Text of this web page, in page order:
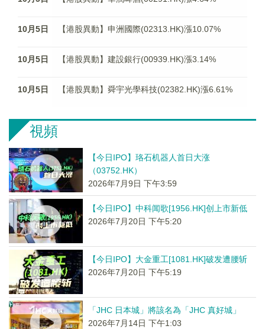
10月5日 【港股異動】申洲國際(02313.HK)漲10.07%
10月5日 【港股異動】建設銀行(00939.HK)漲3.14%
10月5日 【港股異動】舜宇光學科技(02382.HK)漲6.61%
視頻
【今日IPO】珞石机器人首日大涨
（03752.HK）
2026年7月9日 下午3:59
【今日IPO】中科闻歌[1956.HK]创上市新低
2026年7月20日 下午5:20
【今日IPO】大金重工[1081.HK]破发遭腰斩
2026年7月20日 下午5:19
「JHC 日本城」將該名為「JHC 真好城」
2026年7月14日 下午1:03